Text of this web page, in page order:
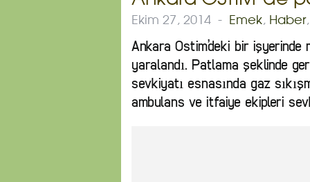
Ekim 27, 2014 - Emek, Haber
Ankara Ostim’deki bir
yaralandı. Patlama şeklinde
sevkiyatı esnasında gaz
ambulans ve itfaiye ekipleri